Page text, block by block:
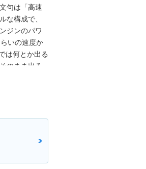
句は「高速
な構成で、
ジンのパワ
いの速度か
は何とか出る
のまま出る